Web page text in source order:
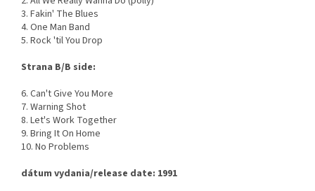
3. Fakin' The Blues
4. One Man Band
5. Rock 'til You Drop
Strana B/B side:
6. Can't Give You More
7. Warning Shot
8. Let's Work Together
9. Bring It On Home
10. No Problems
dátum vydania/release date: 1991